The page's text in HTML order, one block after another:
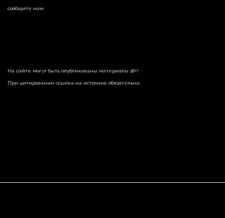
сообщите нам.
На сайте могут быть опубликованы материалы 18+!
При цитировании ссылка на источник обязательна.